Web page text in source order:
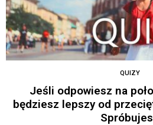
QUIZY
Jeśli odpowiesz na
będziesz lepszy od